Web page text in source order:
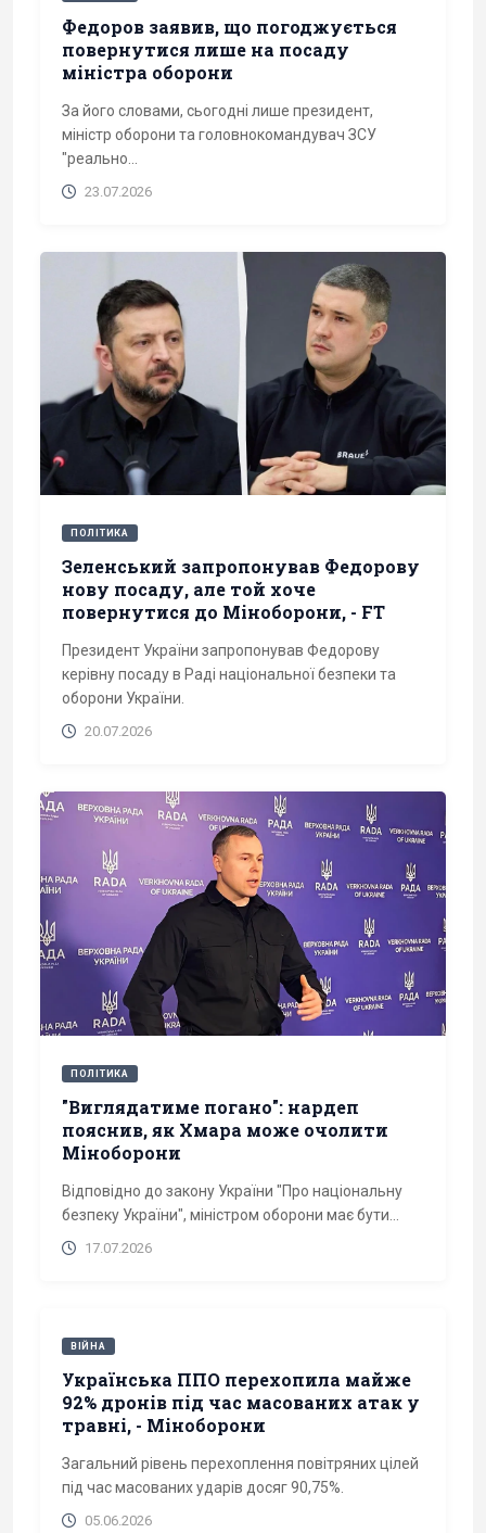
Федоров заявив, що погоджується
повернутися лише на посаду
міністра оборони
За його словами, сьогодні лише президент,
міністр оборони та головнокомандувач ЗСУ
"реально...
23.07.2026
ПОЛІТИКА
Зеленський запропонував Федорову
нову посаду, але той хоче
повернутися до Міноборони, - FT
Президент України запропонував Федорову
керівну посаду в Раді національної безпеки та
оборони України.
20.07.2026
ПОЛІТИКА
"Виглядатиме погано": нардеп
пояснив, як Хмара може очолити
Міноборони
Відповідно до закону України "Про національну
безпеку України", міністром оборони має бути...
17.07.2026
ВІЙНА
Українська ППО перехопила майже
92% дронів під час масованих атак у
травні, - Міноборони
Загальний рівень перехоплення повітряних цілей
під час масованих ударів досяг 90,75%.
05.06.2026